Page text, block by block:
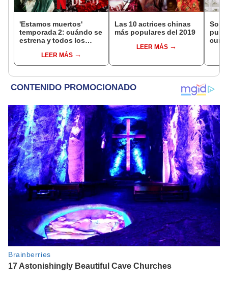
'Estamos muertos'
temporada 2: cuándo se
estrena y todos los
entregaLEER MÁS
Las 10 actrices chinas
más populares del 2019
LEER MÁS